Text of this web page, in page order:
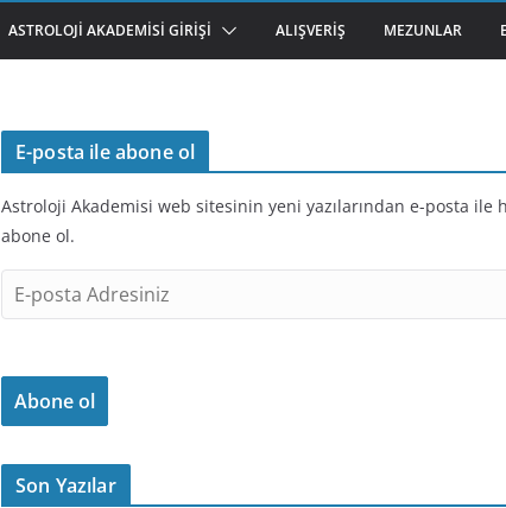
ASTROLOJI AKADEMISI GIRIŞI ALIŞVERIŞ MEZUNLAR
E-posta ile abone ol
Astroloji Akademisi web sitesinin yeni yazılarından e-posta ile
abone ol.
-
o
t
a
Abone ol
Son Yazılar